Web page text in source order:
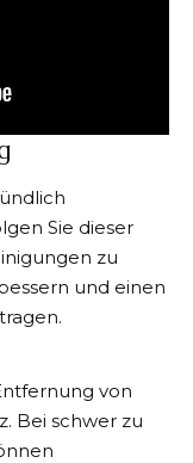
Sie dieser
zu
und einen
von
Bei schwer zu